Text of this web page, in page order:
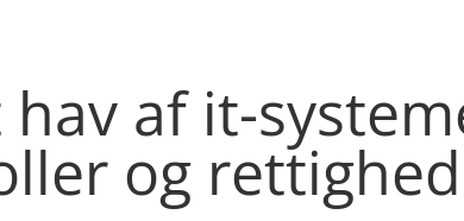
hav af it-
og